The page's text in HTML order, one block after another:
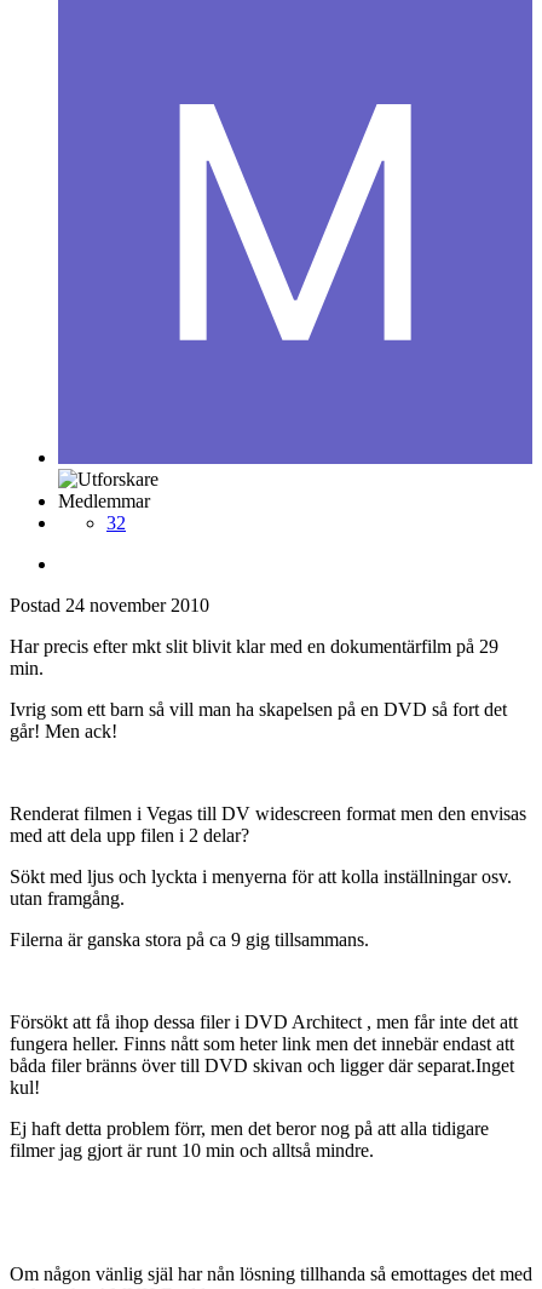
Medlemmar
32
Postad 24 november 2010
Har precis efter mkt slit blivit klar med en dokumentärfilm på 29
min.
Ivrig som ett barn så vill man ha skapelsen på en DVD så fort det
går! Men ack!
Renderat filmen i Vegas till DV widescreen format men den envisas
med att dela upp filen i 2 delar?
Sökt med ljus och lyckta i menyerna för att kolla inställningar osv.
utan framgång.
Filerna är ganska stora på ca 9 gig tillsammans.
Försökt att få ihop dessa filer i DVD Architect , men får inte det att
fungera heller. Finns nått som heter link men det innebär endast att
båda filer bränns över till DVD skivan och ligger där separat.Inget
kul!
Ej haft detta problem förr, men det beror nog på att alla tidigare
filmer jag gjort är runt 10 min och alltså mindre.
Om någon vänlig själ har nån lösning tillhanda så emottages det med